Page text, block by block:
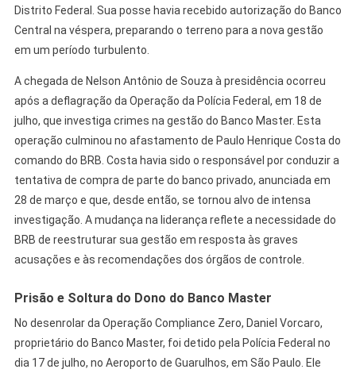
Distrito Federal. Sua posse havia recebido autorização do Banco
Central na véspera, preparando o terreno para a nova gestão
em um período turbulento.
A chegada de Nelson Antônio de Souza à presidência ocorreu
após a deflagração da Operação da Polícia Federal, em 18 de
julho, que investiga crimes na gestão do Banco Master. Esta
operação culminou no afastamento de Paulo Henrique Costa do
comando do BRB. Costa havia sido o responsável por conduzir a
tentativa de compra de parte do banco privado, anunciada em
28 de março e que, desde então, se tornou alvo de intensa
investigação. A mudança na liderança reflete a necessidade do
BRB de reestruturar sua gestão em resposta às graves
acusações e às recomendações dos órgãos de controle.
Prisão e Soltura do Dono do Banco Master
No desenrolar da Operação Compliance Zero, Daniel Vorcaro,
proprietário do Banco Master, foi detido pela Polícia Federal no
dia 17 de julho, no Aeroporto de Guarulhos, em São Paulo. Ele